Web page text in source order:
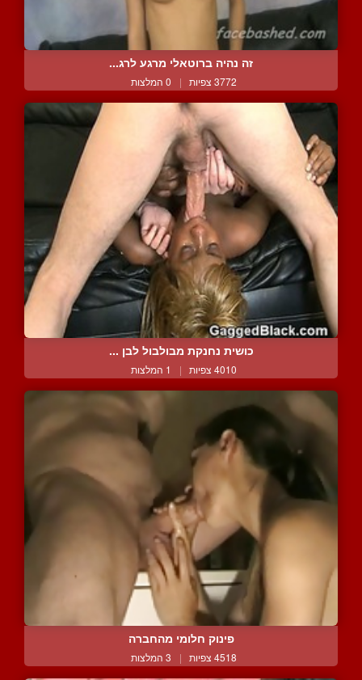
זה נהיה ברוטאלי מרגע לרג...
3772 צפיות | 0 המלצות
כושית נחנקת מבולבול לבן ...
4010 צפיות | 1 המלצות
פינוק חלומי מהחברה
4518 צפיות | 3 המלצות